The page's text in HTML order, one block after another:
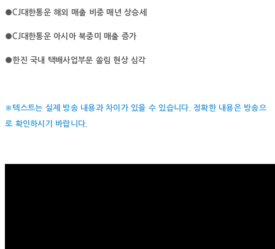
●CJ대한통운 해외 매출 비중 매년 상승세
●CJ대한통운 아시아 북중미 매출 증가
●한진 국내 택배사업부문 쏠림 현상 심각
※텍스트는 실제 방송 내용과 차이가 있을 수 있습니다. 정확한 내용은 방송으
로 확인하시기 바랍니다.